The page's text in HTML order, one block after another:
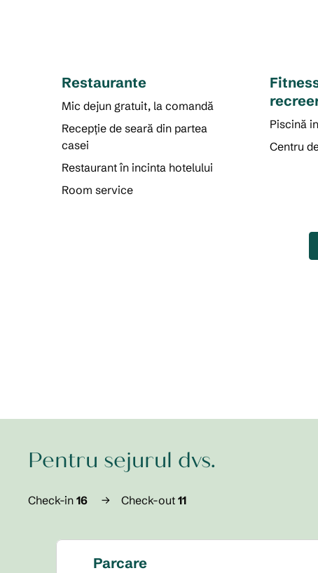
Restaurante
Mic dejun gratuit, la comandă
Recepție de seară din partea
casei
Restaurant în incinta hotelului
Room service
Piscină
Centru
Pentru sejurul dvs.
Check-in 16 → Check-out 11
Parcare